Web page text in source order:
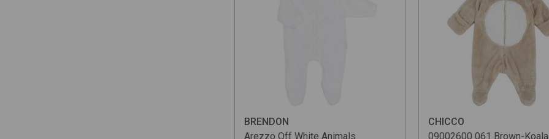
BRENDON
Arezzo Off White Animals
CHICCO
09002600 061 Brown-Koala